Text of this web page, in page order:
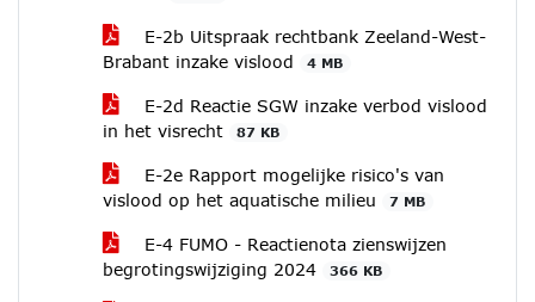
E-2b Uitspraak rechtbank Zeeland-West-
Brabant inzake vislood
4 MB
E-2d Reactie SGW inzake verbod vislood
in het visrecht
87 KB
E-2e Rapport mogelijke risico's van
vislood op het aquatische milieu
7 MB
E-4 FUMO - Reactienota zienswijzen
begrotingswijziging 2024
366 KB